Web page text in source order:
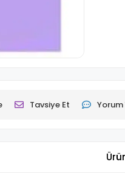
Tavsiye Et Yorum